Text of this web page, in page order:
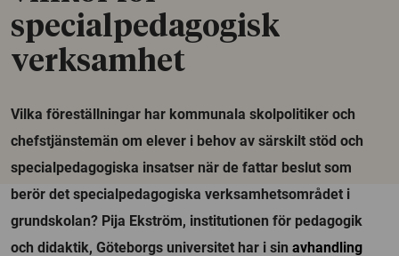
specialpedagogisk
verksamhet
Vilka föreställningar har kommunala skolpolitiker och
chefstjänstemän om elever i behov av särskilt stöd och
specialpedagogiska insatser när de fattar beslut som
berör det specialpedagogiska verksamhetsområdet i
grundskolan? Pija Ekström, institutionen för pedagogik
och didaktik, Göteborgs universitet har i sin avhandling